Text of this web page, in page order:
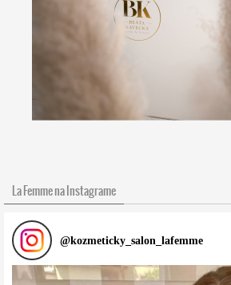
La Femme na Instagrame
@kozmeticky_salon_lafemme